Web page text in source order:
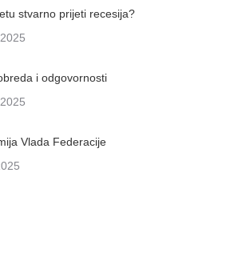
stvarno prijeti recesija?
i odgovornosti
Vlada Federacije